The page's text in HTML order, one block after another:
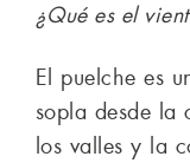
¿Qué es el
El puelche es
sopla desde la
los valles y la